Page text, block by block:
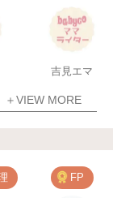
吉見エマ
＋VIEW MORE
FP